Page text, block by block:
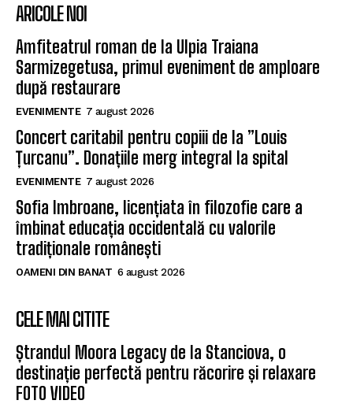
ARICOLE NOI
Amfiteatrul roman de la Ulpia Traiana
Sarmizegetusa, primul eveniment de amploare
după restaurare
EVENIMENTE 7 august 2026
Concert caritabil pentru copiii de la ”Louis
Țurcanu”. Donațiile merg integral la spital
EVENIMENTE 7 august 2026
Sofia Imbroane, licențiata în filozofie care a
îmbinat educația occidentală cu valorile
tradiționale românești
OAMENI DIN BANAT 6 august 2026
CELE MAI CITITE
Ștrandul Moora Legacy de la Stanciova, o
destinație perfectă pentru răcorire și relaxare
FOTO VIDEO